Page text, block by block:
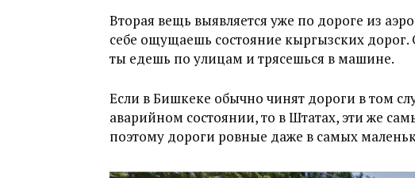
Вторая вещь выявляется уже по дороге из
себе ощущаешь состояние кыргызских дорог.
ты едешь по улицам и трясешься в машине.
Если в Бишкеке обычно чинят дороги в том
аварийном состоянии, то в Штатах, эти же
поэтому дороги ровные даже в самых